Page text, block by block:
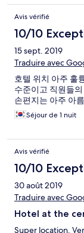
Avis vérifié
10/10
15 sept. 2019
Traduire avec
호텔 위치 아주 훌
수준이고 직원들
손편지는 아주 아
Séjour de 1 nuit
Avis vérifié
10/10
30 août 2019
Traduire avec
Hotel at the
Super location.